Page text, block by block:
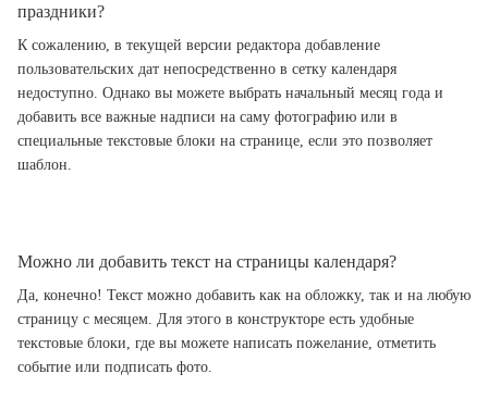
праздники?
К сожалению, в текущей версии редактора добавление
пользовательских дат непосредственно в сетку календаря
недоступно. Однако вы можете выбрать начальный месяц года и
добавить все важные надписи на саму фотографию или в
специальные текстовые блоки на странице, если это позволяет
шаблон.
Можно ли добавить текст на страницы календаря?
Да, конечно! Текст можно добавить как на обложку, так и на любую
страницу с месяцем. Для этого в конструкторе есть удобные
текстовые блоки, где вы можете написать пожелание, отметить
событие или подписать фото.